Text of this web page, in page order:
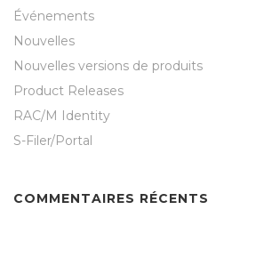
Événements
Nouvelles
Nouvelles versions de produits
Product Releases
RAC/M Identity
S-Filer/Portal
COMMENTAIRES RÉCENTS